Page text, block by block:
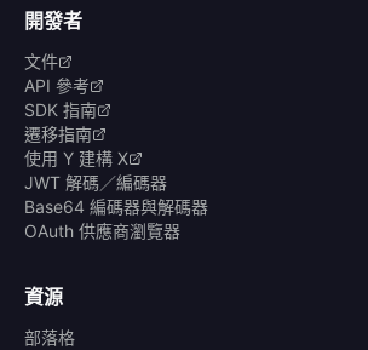
開發者
文件
API 參考
SDK 指南
遷移指南
使用 Y 建構 X
JWT 解碼／編碼器
Base64 編碼器與解碼器
OAuth 供應商瀏覽器
資源
部落格